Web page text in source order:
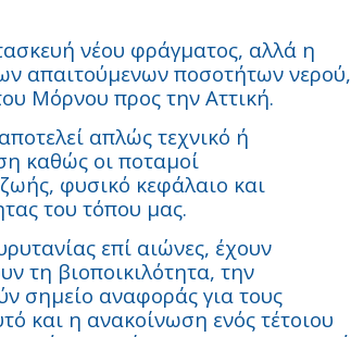
νέου φράγματος, αλλά η
απαιτούμενων ποσοτήτων νερού,
Μόρνου προς την Αττική.
απλώς τεχνικό ή
καθώς οι ποταμοί
φυσικό κεφάλαιο και
του τόπου μας.
επί αιώνες, έχουν
τη βιοποικιλότητα, την
σημείο αναφοράς για τους
και η ανακοίνωση ενός τέτοιου